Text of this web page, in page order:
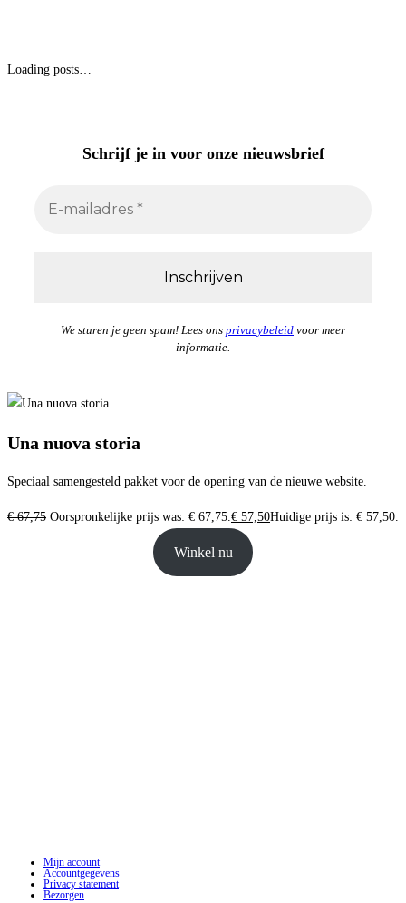
Loading posts…
Schrijf je in voor onze nieuwsbrief
We sturen je geen spam! Lees ons privacybeleid voor meer
informatie.
Una nuova storia
Speciaal samengesteld pakket voor de opening van de nieuwe website.
€67,75 Oorspronkelijke prijs was: € 67,75.€ 57,50Huidige prijs is: € 57,50.
Winkel nu
Mijn account
Accountgegevens
Privacy statement
Bezorgen